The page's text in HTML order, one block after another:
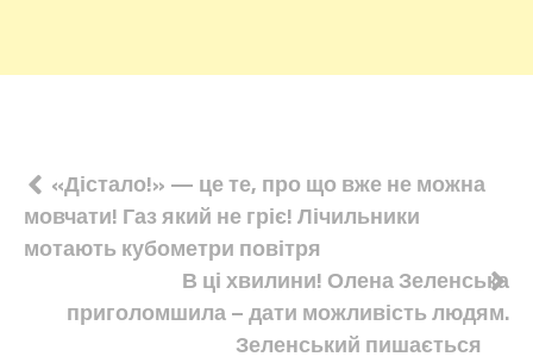
Навігація
записів
«Дістало!» — це те, про що вже не можна
мовчати! Газ який не гріє! Лічильники
мотають кубометри повітря
В ці хвилини! Олена Зеленська
приголомшила – дати можливість людям.
Зеленський пишається